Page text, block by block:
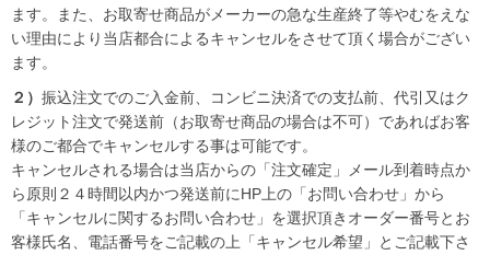
ます。また、お取寄せ商品がメーカーの急な生産終了等やむをえな
い理由により当店都合によるキャンセルをさせて頂く場合がござい
ます。
２） 振込注文でのご入金前、コンビニ決済での支払前、代引又はク
レジット注文で発送前（お取寄せ商品の場合は不可）であればお客
様のご都合でキャンセルする事は可能です。
キャンセルされる場合は当店からの「注文確定」メール到着時点か
ら原則２４時間以内かつ発送前にHP上の「お問い合わせ」から
「キャンセルに関するお問い合わせ」を選択頂きオーダー番号とお
客様氏名、電話番号をご記載の上「キャンセル希望」とご記載下さ